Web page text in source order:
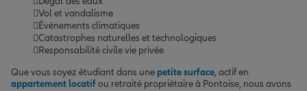
Vol et vandalisme
Événements climatiques
Catastrophes naturelles et technologiques
Responsabilité civile vie privée
Que vous soyez étudiant dans une petite surface, actif en
appartement locatifou retraité propriétaire à Pontoise, nous avons